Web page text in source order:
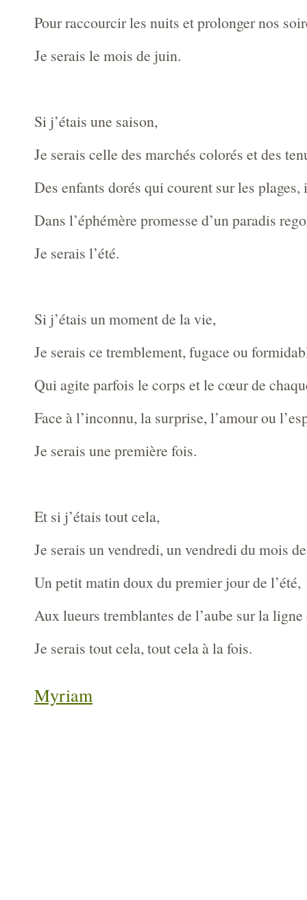
Pour raccourcir les nuits et prolonger nos
Je serais le mois de juin.
Si j’étais une saison,
Je serais celle des marchés colorés et des
Des enfants dorés qui courent sur les
Dans l’éphémère promesse d’un paradis
Je serais l’été.
Si j’étais un moment de la vie,
Je serais ce tremblement, fugace ou
Qui agite parfois le corps et le cœur de
Face à l’inconnu, la surprise, l’amour ou
Je serais une première fois.
Et si j’étais tout cela,
Je serais un vendredi, un vendredi du mois
Un petit matin doux du premier jour de l’été,
Aux lueurs tremblantes de l’aube sur la ligne
Je serais tout cela, tout cela à la fois.
Myriam